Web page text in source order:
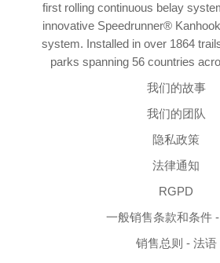
first rolling continuous belay
innovative Speedrunner®
system. Installed in over 1864
parks spanning 56 countries
我们的故事
我们的团队
隐私政策
法律通知
RGPD
一般销售条款和条件
销售总则 - 法语